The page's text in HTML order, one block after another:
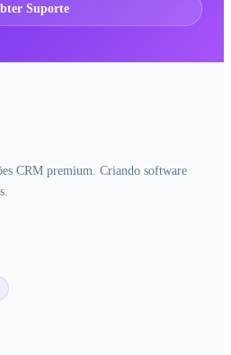
Suporte
CRM premium. Criando software